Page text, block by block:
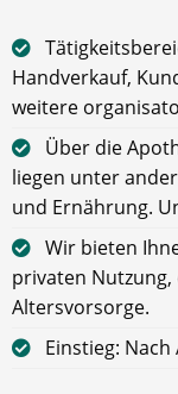
Handverkauf,
weitere
Über die
liegen unter
und Ernährung.
Wir bieten
privaten Nutzung,
Altersvorsorge.
Einstieg: